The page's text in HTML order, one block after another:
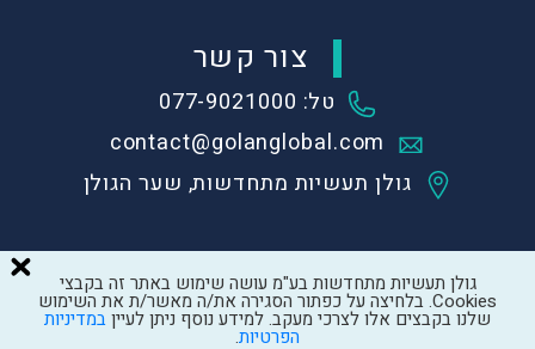
צור קשר
טל: 077-9021000
contact@golanglobal.com
גולן תעשיות מתחדשות, שער הגולן
Created byLTU
גולן תעשיות מתחדשות בע"מ עושה שימוש באתר זה בקבצי
Cookies. בלחיצה על כפתור הסגירה את/ה מאשר/ת את השימוש
שלנו בקבצים אלו לצרכי מעקב. למידע נוסף ניתן לעייןבמדיניות
הפרטיות.